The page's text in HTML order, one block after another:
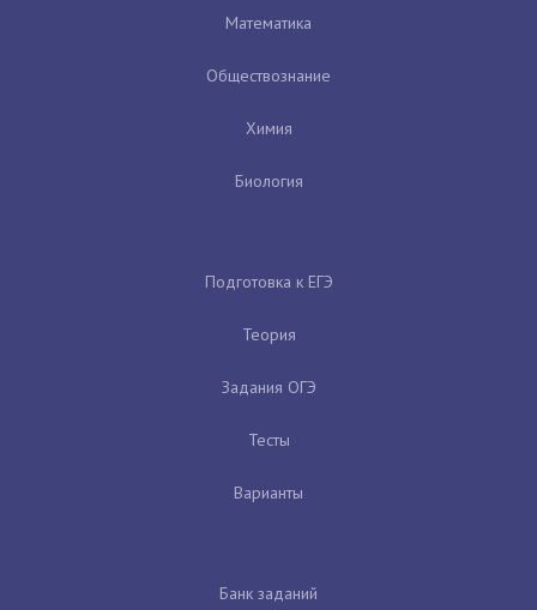
Математика
Обществознание
Химия
Биология
Подготовка к ЕГЭ
Теория
Задания ОГЭ
Тесты
Варианты
Банк заданий